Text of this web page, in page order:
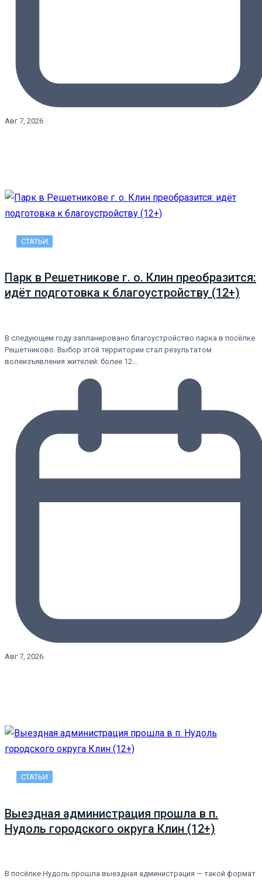
Авг 7, 2026
СТАТЬИ
Парк в Решетникове г. о. Клин преобразится:
идёт подготовка к благоустройству (12+)
В следующем году запланировано благоустройство парка в посёлке
Решетниково. Выбор этой территории стал результатом
волеизъявления жителей: более 12…
Авг 7, 2026
СТАТЬИ
Выездная администрация прошла в п.
Нудоль городского округа Клин (12+)
В посёлке Нудоль прошла выездная администрация — такой формат